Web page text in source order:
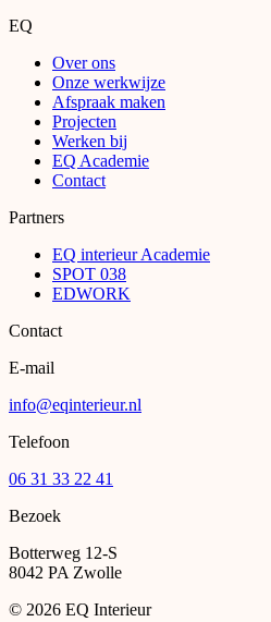
EQ
Over ons
Onze werkwijze
Afspraak maken
Projecten
Werken bij
EQ Academie
Contact
Partners
EQ interieur Academie
SPOT 038
EDWORK
Contact
E-mail
info@eqinterieur.nl
Telefoon
06 31 33 22 41
Bezoek
Botterweg 12-S
8042 PA Zwolle
© 2026 EQ Interieur